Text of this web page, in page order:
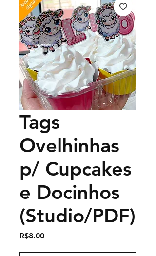
Tags
Ovelhinhas
p/ Cupcakes
e Docinhos
(Studio/PDF)
R$8.00가